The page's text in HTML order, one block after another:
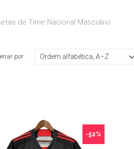
de Time Nacional Masculino
por:
-52%